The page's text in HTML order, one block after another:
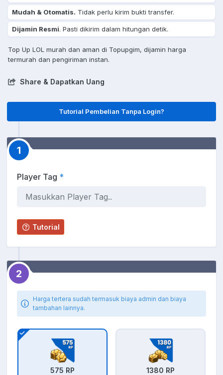
Mudah & Otomatis. Tidak perlu kirim bukti transfer.
Dijamin Resmi. Pasti dikirim dalam hitungan detik.
Top Up LOL murah dan aman di Topupgim, dijamin harga
termurah dan pengiriman instan.
Share & Dapatkan Uang
Tutorial Pembelian Tanpa Login?
1
Player Tag *
Tutorial
2
Harga tertera sudah termasuk biaya admin dan biaya
tambahan lainnya.
575 RP
1380 RP